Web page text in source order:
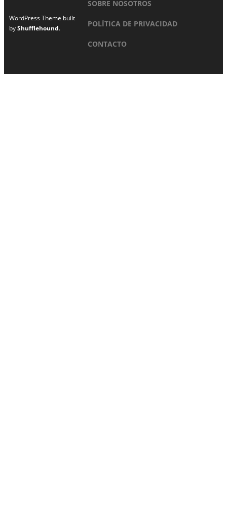
WordPress Theme built
byShufflehound.
SOBRE NOSOTROS
POLÍTICA DE PRIVACIDAD
CONTACTO